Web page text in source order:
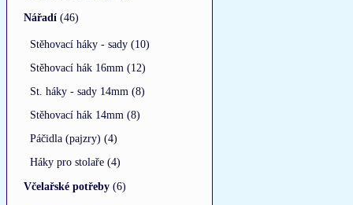
Nářadí (46)
Stěhovací háky - sady (10)
Stěhovací hák 16mm (12)
St. háky - sady 14mm (8)
Stěhovací hák 14mm (8)
Páčidla (pajzry) (4)
Háky pro stolaře (4)
Včelařské potřeby (6)